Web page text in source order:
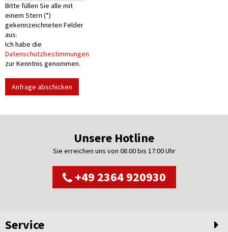
Bitte füllen Sie alle mit
einem Stern (*)
gekennzeichneten Felder
aus.
Ich habe die
Datenschutzbestimmungen
zur Kenntnis genommen.
Anfrage abschicken
Unsere Hotline
Sie erreichen uns von 08:00 bis 17:00 Uhr
+49 2364 920930
Service